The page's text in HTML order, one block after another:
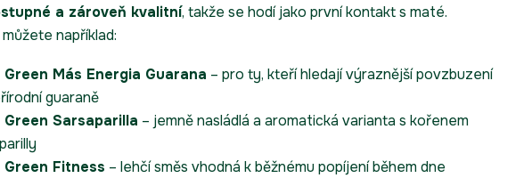
a zároveň kvalitní, takže se hodí jako první kontakt s maté.
například:
Más Energia Guarana – pro ty, kteří hledají výraznější povzbuzení
guaraně
Green Sarsaparilla – jemně nasládlá a aromatická varianta s kořenem
Green Fitness – lehčí směs vhodná k běžnému popíjení během dne